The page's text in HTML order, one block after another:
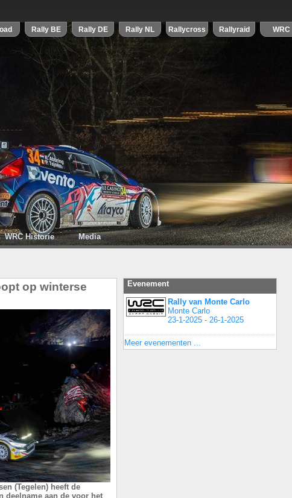
WRC Historie Media
op winterse
(Tegelen) heeft de
deelname aan de voor het
Evenement
Rally van Monte Carlo
Monte Carlo
23-1-2025 - 26-1-2025
Meer evenementen ...